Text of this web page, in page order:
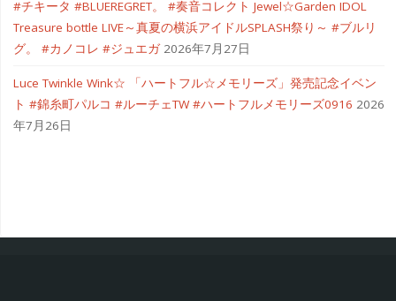
#チキータ #BLUEREGRET。 #奏音コレクト Jewel☆Garden IDOL
Treasure bottle LIVE～真夏の横浜アイドルSPLASH祭り～ #ブルリ
グ。 #カノコレ #ジュエガ 2026年7月27日
Luce Twinkle Wink☆ 「ハートフル☆メモリーズ」発売記念イベン
ト #錦糸町パルコ #ルーチェTW #ハートフルメモリーズ0916 2026
年7月26日